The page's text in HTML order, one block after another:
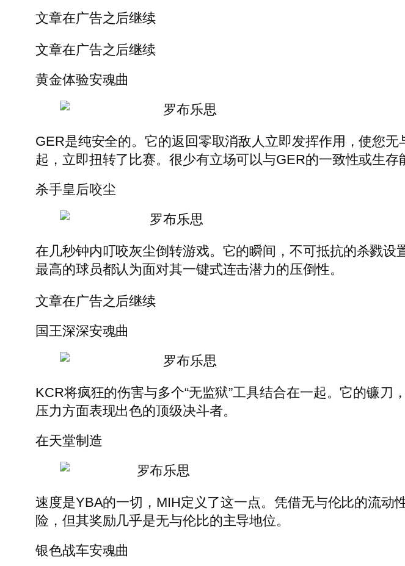
文章在广告之后继续
文章在广告之后继续
黄金体验安魂曲
罗布乐思
GER是纯安全的。它的返回零取消敌人立即发挥作用，使您
起，立即扭转了比赛。很少有立场可以与GER的一致性或生存
杀手皇后咬尘
罗布乐思
在几秒钟内叮咬灰尘倒转游戏。它的瞬间，不可抵抗的杀戮
最高的球员都认为面对其一键式连击潜力的压倒性。
文章在广告之后继续
国王深深安魂曲
罗布乐思
KCR将疯狂的伤害与多个“无监狱”工具结合在一起。它的镰
压力方面表现出色的顶级决斗者。
在天堂制造
罗布乐思
速度是YBA的一切，MIH定义了这一点。凭借无与伦比的流
险，但其奖励几乎是无与伦比的主导地位。
银色战车安魂曲